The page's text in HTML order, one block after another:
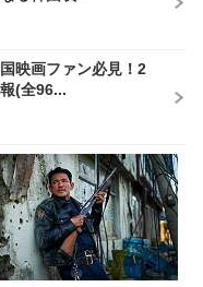
映画ファン必見！2
(全96...